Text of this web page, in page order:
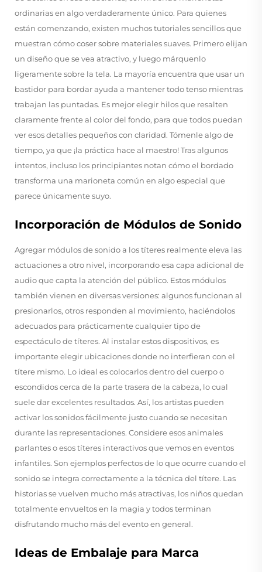
ordinarias en algo verdaderamente único. Para quienes
están comenzando, existen muchos tutoriales sencillos que
muestran cómo coser sobre materiales suaves. Primero elijan
un diseño que se vea atractivo, y luego márquenlo
ligeramente sobre la tela. La mayoría encuentra que usar un
bastidor para bordar ayuda a mantener todo tenso mientras
trabajan las puntadas. Es mejor elegir hilos que resalten
claramente frente al color del fondo, para que todos puedan
ver esos detalles pequeños con claridad. Tómenle algo de
tiempo, ya que ¡la práctica hace al maestro! Tras algunos
intentos, incluso los principiantes notan cómo el bordado
transforma una marioneta común en algo especial que
parece únicamente suyo.
Incorporación de Módulos de Sonido
Agregar módulos de sonido a los títeres realmente eleva las
actuaciones a otro nivel, incorporando esa capa adicional de
audio que capta la atención del público. Estos módulos
también vienen en diversas versiones: algunos funcionan al
presionarlos, otros responden al movimiento, haciéndolos
adecuados para prácticamente cualquier tipo de
espectáculo de títeres. Al instalar estos dispositivos, es
importante elegir ubicaciones donde no interfieran con el
títere mismo. Lo ideal es colocarlos dentro del cuerpo o
escondidos cerca de la parte trasera de la cabeza, lo cual
suele dar excelentes resultados. Así, los artistas pueden
activar los sonidos fácilmente justo cuando se necesitan
durante las representaciones. Considere esos animales
parlantes o esos títeres interactivos que vemos en eventos
infantiles. Son ejemplos perfectos de lo que ocurre cuando el
sonido se integra correctamente a la técnica del títere. Las
historias se vuelven mucho más atractivas, los niños quedan
totalmente envueltos en la magia y todos terminan
disfrutando mucho más del evento en general.
Ideas de Embalaje para Marca